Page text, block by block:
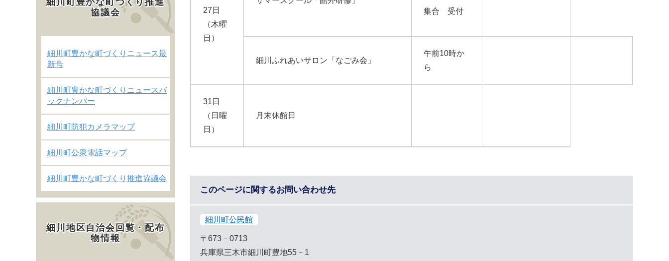
27日
（木曜
日）
集合 受付
細川ふれあいサロン「なごみ会」
午前10時か
ら
31日
（日曜
日）
月末休館日
このページに関するお問い合わせ先
細川町公民館
〒673－0713
兵庫県三木市細川町豊地55－1
細川町豊かな町づくり推進
協議会
細川町豊かな町づくりニュース最
新号
細川町豊かな町づくりニュースバ
ックナンバー
細川町防犯カメラマップ
細川町公衆電話マップ
細川町豊かな町づくり推進協議会
細川地区自治会回覧・配布
物情報